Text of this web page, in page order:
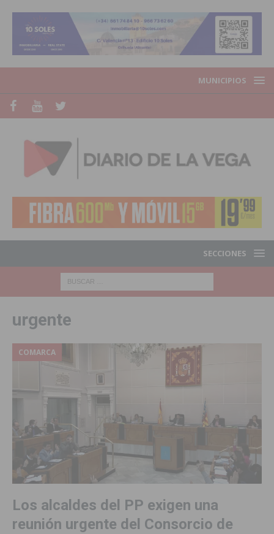
MUNICIPIOS
SECCIONES
urgente
COMARCA
Los alcaldes del PP exigen una
reunión urgente del Consorcio de